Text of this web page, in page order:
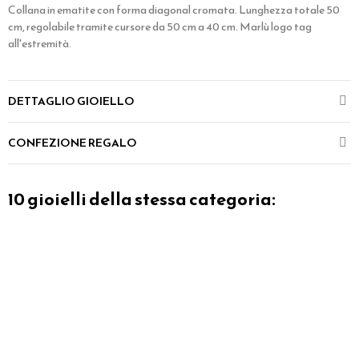
Collana in ematite con forma diagonal cromata. Lunghezza totale 50
cm, regolabile tramite cursore da 50 cm a 40 cm. Marlù logo tag
all'estremità.
DETTAGLIO GIOIELLO
CONFEZIONE REGALO
10 gioielli della stessa categoria: